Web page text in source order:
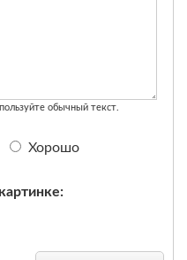
обычный текст.
Хорошо